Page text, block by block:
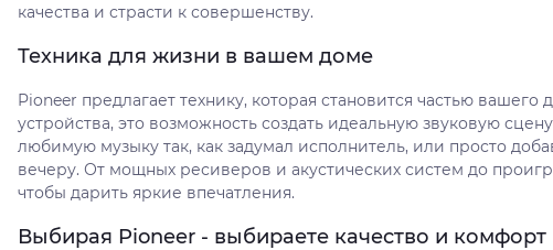
качества и страсти к совершенству.
Техника для жизни в вашем доме
Pioneer предлагает технику, которая становится частью
устройства, это возможность создать идеальную звуковую
любимую музыку так, как задумал исполнитель, или просто
вечеру. От мощных ресиверов и акустических систем до
чтобы дарить яркие впечатления.
Выбирая Pioneer - выбираете качество и комфорт